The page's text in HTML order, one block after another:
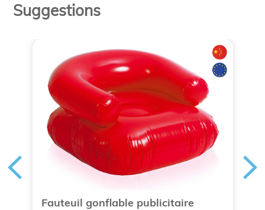
Suggestions
Fauteuil gonflable publicitaire